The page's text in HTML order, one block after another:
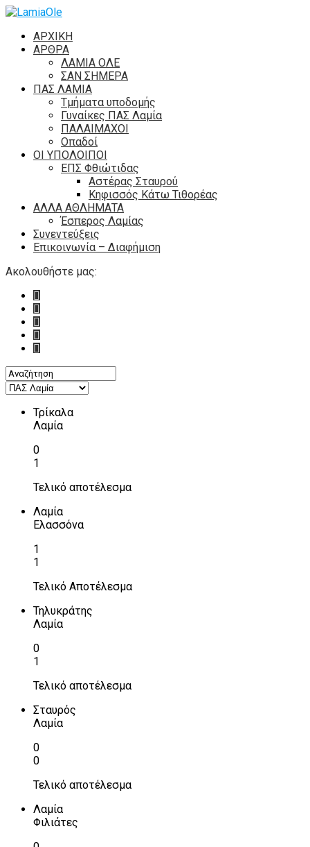
ΑΡΧΙΚΗ
ΑΡΘΡΑ
ΛΑΜΙΑ ΟΛΕ
ΣΑΝ ΣΗΜΕΡΑ
ΠΑΣ ΛΑΜΙΑ
Τμήματα υποδομής
Γυναίκες ΠΑΣ Λαμία
ΠΑΛΑΙΜΑΧΟΙ
Οπαδοί
ΟΙ ΥΠΟΛΟΙΠΟΙ
ΕΠΣ Φθιώτιδας
Αστέρας Σταυρού
Κηφισσός Κάτω Τιθορέας
ΑΛΛΑ ΑΘΛΗΜΑΤΑ
Έσπερος Λαμίας
Συνεντεύξεις
Επικοινωνία – Διαφήμιση
Ακολουθήστε μας:
Τρίκαλα
Λαμία
0
1
Τελικό αποτέλεσμα
Λαμία
Ελασσόνα
1
1
Τελικό Αποτέλεσμα
Τηλυκράτης
Λαμία
0
1
Τελικό αποτέλεσμα
Σταυρός
Λαμία
0
0
Τελικό αποτέλεσμα
Λαμία
Φιλιάτες